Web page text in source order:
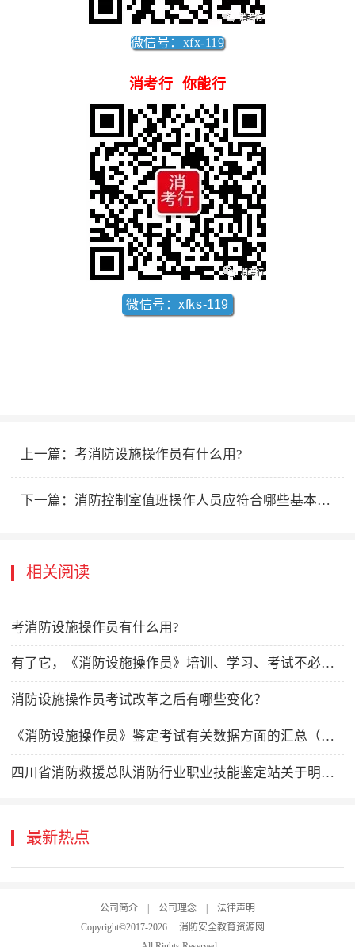
微信号：xfx-119
消考行 你能行
微信号：xfks-119
上一篇： 考消防设施操作员有什么用?
下一篇：消防控制室值班操作人员应符合哪些基本要求
相关阅读
考消防设施操作员有什么用?
有了它，《消防设施操作员》培训、学习、考试不必再揪心了！
消防设施操作员考试改革之后有哪些变化？
《消防设施操作员》鉴定考试有关数据方面的汇总（收藏版）
四川省消防救援总队消防行业职业技能鉴定站关于明确报考消防设施操作员四级/中级工报名资料及审核要求的通知
最新热点
公司简介 | 公司理念 |
法律声明
Copyright©2017-2026
消防安全教育资源网